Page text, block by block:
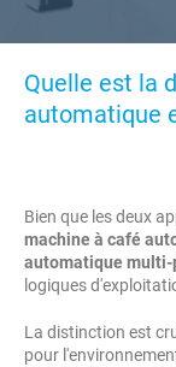
Quelle est la
automatique
Bien que les deux
machine à café
automatique
logiques
La distinction est
pour